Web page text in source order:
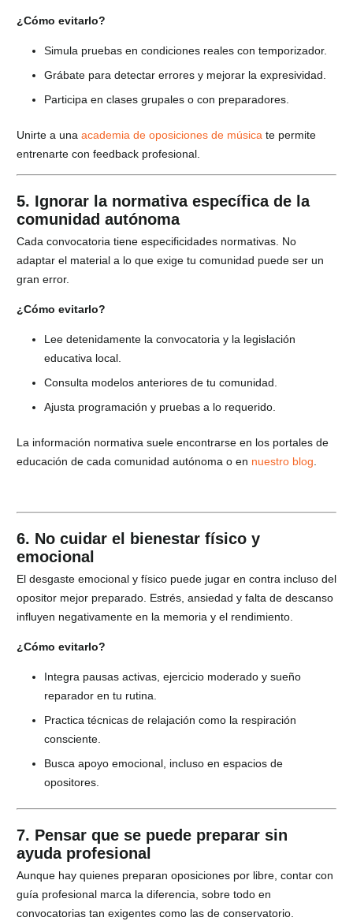
¿Cómo evitarlo?
Simula pruebas en condiciones reales con temporizador.
Grábate para detectar errores y mejorar la expresividad.
Participa en clases grupales o con preparadores.
Unirte a una academia de oposiciones de música te permite
entrenarte con feedback profesional.
5. Ignorar la normativa específica de la
comunidad autónoma
Cada convocatoria tiene especificidades normativas. No
adaptar el material a lo que exige tu comunidad puede ser un
gran error.
¿Cómo evitarlo?
Lee detenidamente la convocatoria y la legislación
educativa local.
Consulta modelos anteriores de tu comunidad.
Ajusta programación y pruebas a lo requerido.
La información normativa suele encontrarse en los portales de
educación de cada comunidad autónoma o en nuestro blog
6. No cuidar el bienestar físico y
emocional
El desgaste emocional y físico puede jugar en contra incluso del
opositor mejor preparado. Estrés, ansiedad y falta de descanso
influyen negativamente en la memoria y el rendimiento.
¿Cómo evitarlo?
Integra pausas activas, ejercicio moderado y sueño
reparador en tu rutina.
Practica técnicas de relajación como la respiración
consciente.
Busca apoyo emocional, incluso en espacios de
opositores.
7. Pensar que se puede preparar sin
ayuda profesional
Aunque hay quienes preparan oposiciones por libre, contar con
guía profesional marca la diferencia, sobre todo en
convocatorias tan exigentes como las de conservatorio.